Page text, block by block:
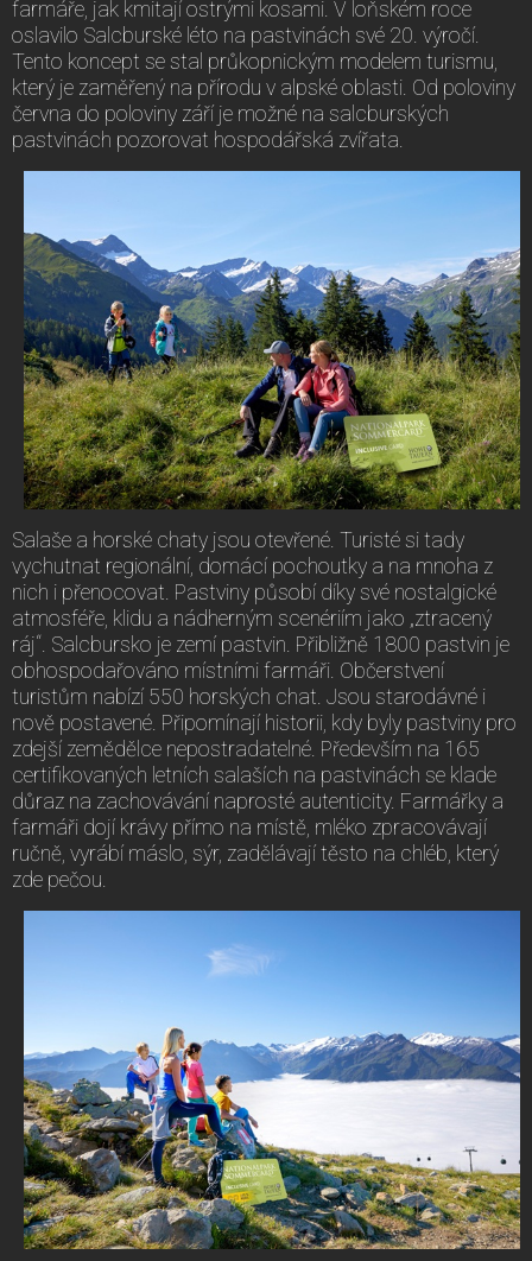
farmáře, jak kmitají ostrými kosami. V loňském roce
oslavilo Salcburské léto na pastvinách své 20. výročí.
Tento koncept se stal průkopnickým modelem turismu,
který je zaměřený na přírodu v alpské oblasti. Od poloviny
června do poloviny září je možné na salcburských
pastvinách pozorovat hospodářská zvířata.
Salaše a horské chaty jsou otevřené. Turisté si tady
vychutnat regionální, domácí pochoutky a na mnoha z
nich i přenocovat. Pastviny působí díky své nostalgické
atmosféře, klidu a nádherným scenériím jako „ztracený
ráj“. Salcbursko je zemí pastvin. Přibližně 1800 pastvin je
obhospodařováno místními farmáři. Občerstvení
turistům nabízí 550 horských chat. Jsou starodávné i
nově postavené. Připomínají historii, kdy byly pastviny pro
zdejší zemědělce nepostradatelné. Především na 165
certifikovaných letních salaších na pastvinách se klade
důraz na zachovávání naprosté autenticity. Farmářky a
farmáři dojí krávy přímo na místě, mléko zpracovávají
ručně, vyrábí máslo, sýr, zadělávají těsto na chléb, který
zde pečou.